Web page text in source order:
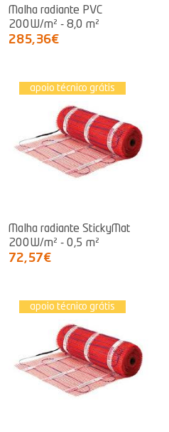
Malha radiante PVC
200W/m² - 8,0 m²
285,36€
apoio técnico grátis
Malha radiante StickyMat
200W/m² - 0,5 m²
72,57€
apoio técnico grátis